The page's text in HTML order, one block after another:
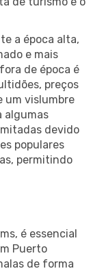
a época alta,
e mais
de época é
preços
um vislumbre
algumas
devido
populares
permitindo
é essencial
Puerto
de forma